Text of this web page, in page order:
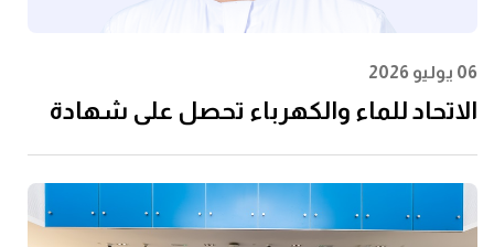
06 يوليو 2026
الاتحاد للماء والكهرباء تحصل على شهادة